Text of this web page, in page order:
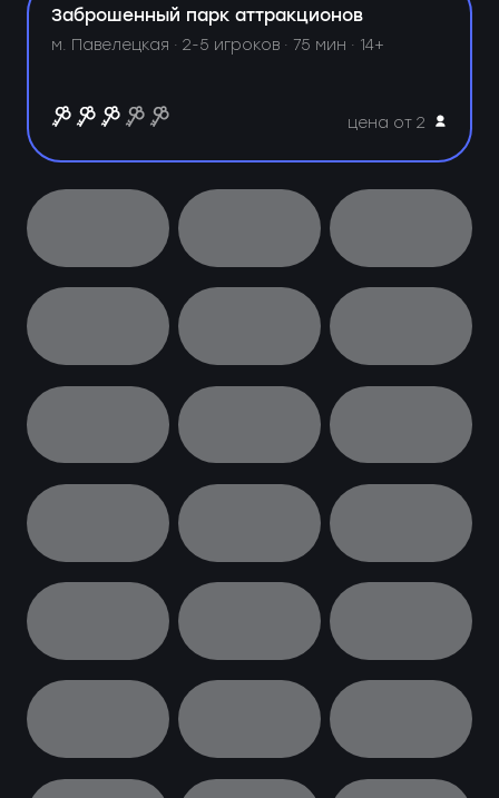
Заброшенный парк аттракционов
м. Павелецкая ·2-5 игроков · 75 мин · 14+
цена от 2